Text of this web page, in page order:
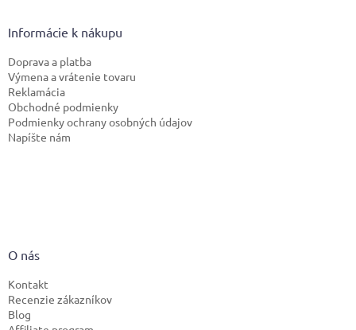
Informácie k nákupu
Doprava a platba
Výmena a vrátenie tovaru
Reklamácia
Obchodné podmienky
Podmienky ochrany osobných údajov
Napíšte nám
O nás
Kontakt
Recenzie zákazníkov
Blog